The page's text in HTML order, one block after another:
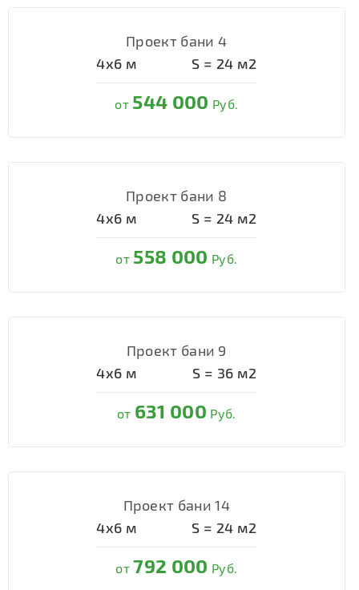
Проект бани 4
4х6 м S = 24 м2
от 544 000 Руб.
Проект бани 8
4х6 м S = 24 м2
от 558 000 Руб.
Проект бани 9
4х6 м S = 36 м2
от 631 000 Руб.
Проект бани 14
4х6 м S = 24 м2
от 792 000 Руб.